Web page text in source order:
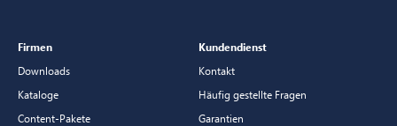
Firmen
Downloads
Kataloge
Content-Pakete
Kundendienst
Kontakt
Häufig gestellte Fragen
Garantien